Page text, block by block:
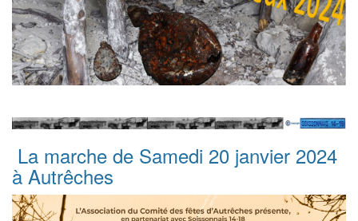
La marche de Samedi 20 janvier 2024
à Autrêches